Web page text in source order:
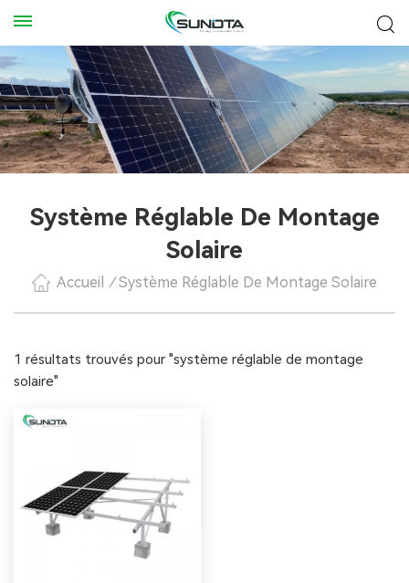
Système Réglable De Montage
Solaire
Accueil / Système Réglable De Montage Solaire
1 résultats trouvés pour "système réglable de montage
solaire"